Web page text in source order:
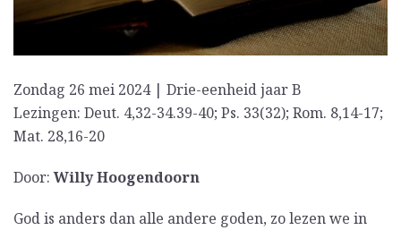
Zondag 26 mei 2024 | Drie-eenheid jaar B
Lezingen: Deut. 4,32-34.39-40; Ps. 33(32); Rom. 8,14-17;
Mat. 28,16-20
Door:Willy Hoogendoorn
God is anders dan alle andere goden, zo lezen we in